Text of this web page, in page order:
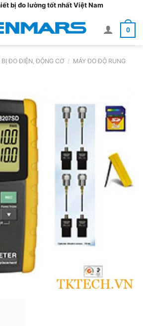
bị đo lường tốt nhất Việt Nam
0
BỊ ĐO ĐIỆN, ĐỘNG CƠ / MÁY ĐO ĐỘ RUNG